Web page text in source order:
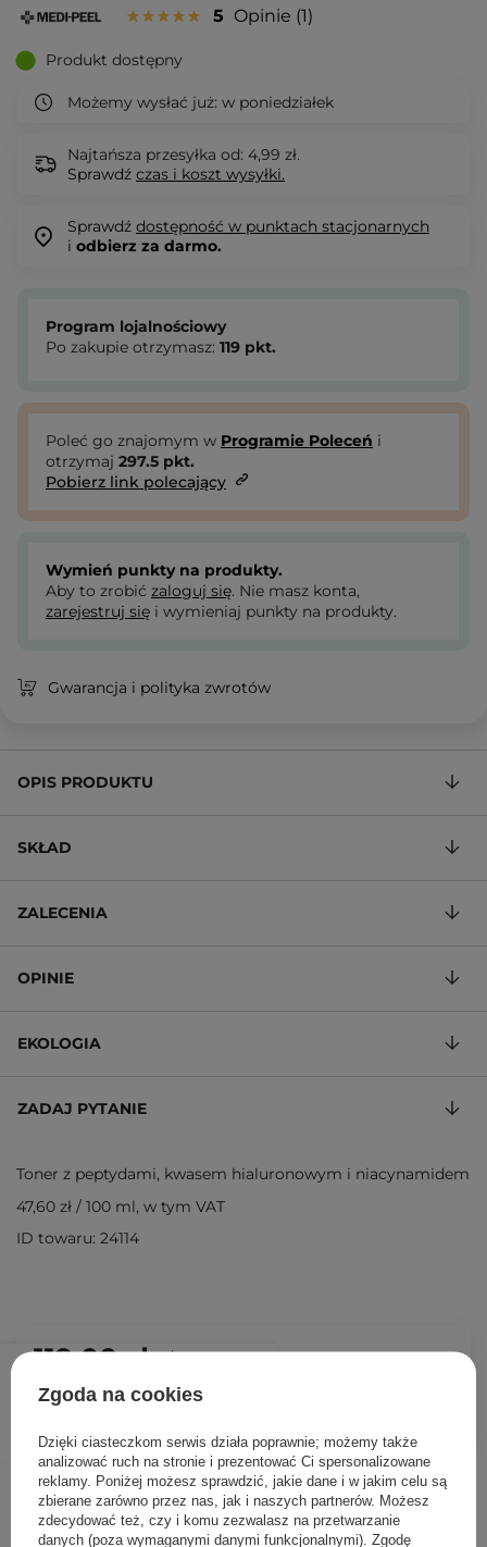
5 Opinie 1
Produkt dostępny
Możemy wysłać już: w poniedziałek
Najtańsza przesyłka od: 4,99 zł.
Sprawdź czas i koszt wysyłki.
Sprawdź dostępność w punktach stacjonarnych
i odbierz za darmo.
119,00 zł /szt.
Program lojalnościowy
Po zakupie otrzymasz: 119 pkt.
Poleć go znajomym w Programie Poleceń i
otrzymaj 297.5 pkt.
Pobierz link polecający
Wymień punkty na produkty.
Aby to zrobić zaloguj się. Nie masz konta,
zarejestruj się i wymieniaj punkty na produkty.
Gwarancja i polityka zwrotów
OPIS PRODUKTU
SKŁAD
ZALECENIA
OPINIE
EKOLOGIA
ZADAJ PYTANIE
Toner z peptydami, kwasem hialuronowym i niacynamidem
47,60 zł / 100 ml, w tym VAT
ID towaru: 24114
Inni klienci sprawdzali również
Zgoda na cookies
Dzięki ciasteczkom serwis działa poprawnie; możemy także
analizować ruch na stronie i prezentować Ci spersonalizowane
reklamy. Poniżej możesz sprawdzić, jakie dane i w jakim celu są
zbierane zarówno przez nas, jak i naszych partnerów. Możesz
zdecydować też, czy i komu zezwalasz na przetwarzanie
danych (poza wymaganymi danymi funkcjonalnymi). Zgodę